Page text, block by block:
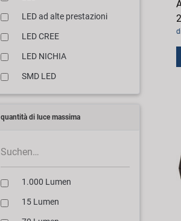
LED ad alte prestazioni
LED CREE
LED NICHIA
SMD LED
quantità di luce massima
1.000 Lumen
15 Lumen